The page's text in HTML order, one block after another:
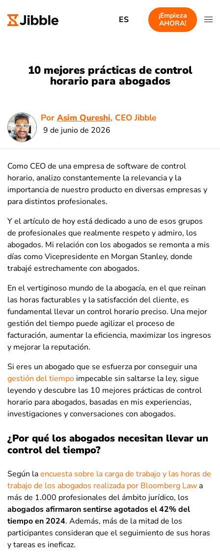
ES
¡Empieza
AHORA!
10 mejores prácticas de control
horario para abogados
Por Asim Qureshi, CEO Jibble
9 de junio de 2026
Como CEO de una empresa de software de control
horario, analizo constantemente la relevancia y la
importancia de nuestro producto en diversas empresas y
para distintos profesionales.
Y el artículo de hoy está dedicado a uno de esos grupos
de profesionales que realmente respeto y admiro, los
abogados. Mi relación con los abogados se remonta a mis
días como Vicepresidente en Morgan Stanley, donde
trabajé estrechamente con abogados.
En el vertiginoso mundo de la abogacía, en el que reinan
las horas facturables y la satisfacción del cliente, es
fundamental llevar un control horario preciso. Una mejor
gestión del tiempo puede agilizar el proceso de
facturación, aumentar la eficiencia, maximizar los ingresos
y mejorar la reputación.
Si eres un abogado que se esfuerza por conseguir una
gestión del tiempo impecable sin saltarse la ley, sigue
leyendo y descubre las 10 mejores prácticas de control
horario para abogados, basadas en mis experiencias,
investigaciones y conversaciones con abogados.
¿Por qué los abogados necesitan llevar un
control del tiempo?
Según laencuesta sobre la carga de trabajo y las horas de
trabajo de los abogados realizada por Bloomberg Lawa
más de 1.000 profesionales del ámbito jurídico, los
abogados afirmaron sentirse agotados el 42% del
tiempo en 2024. Además, más de la mitad de los
participantes consideran que el seguimiento de sus horas
y tareas es ineficaz.